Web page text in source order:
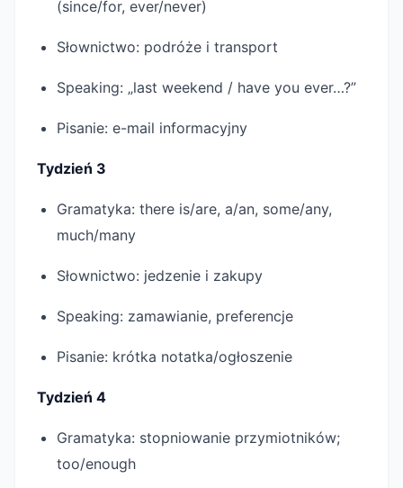
(since/for, ever/never)
Słownictwo: podróże i transport
Speaking: „last weekend / have you ever…?”
Pisanie: e-mail informacyjny
Tydzień 3
Gramatyka: there is/are, a/an, some/any,
much/many
Słownictwo: jedzenie i zakupy
Speaking: zamawianie, preferencje
Pisanie: krótka notatka/ogłoszenie
Tydzień 4
Gramatyka: stopniowanie przymiotników;
too/enough